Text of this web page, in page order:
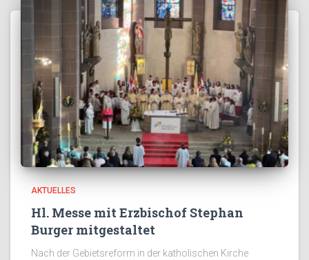
AKTUELLES
Hl. Messe mit Erzbischof Stephan
Burger mitgestaltet
Nach der Gebietsreform in der katholischen Kirche